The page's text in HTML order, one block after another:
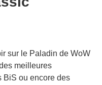
sur le Paladin de WoW
meilleures
BiS ou encore des